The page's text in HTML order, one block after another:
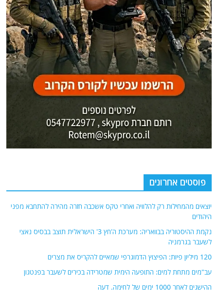
פוסטים אחרונים
יוצאים מהמחילות רק להלוויה ואחרי טקס אשכבה חזרה מהירה להתחבא מפני
היהודים
נקמת ההיסטוריה בבוואריה: מערכת ה'חץ 3' הישראלית תוצב בבסיס נאצי
לשעבר בגרמניה
120 מיליון פיות: הפיצוץ הדמוגרפי שמאיים להקריס את מצרים
עב"מים מתחת למים: התופעה הימית שמטרידה בכירים לשעבר בפנטגון
ההישגים לאחר 1000 ימים של לחימה. דעה